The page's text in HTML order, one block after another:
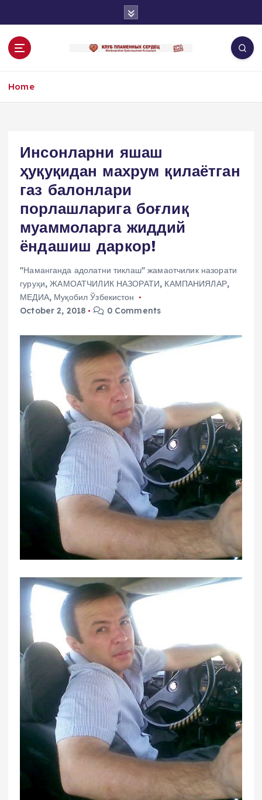
o
Home
Инсонларни яшаш
ҳуқуқидан махрум қилаётган
газ балонлари
порлашларига боғлиқ
муаммоларга жиддий
ёндашиш даркор!
"Наманганда адолатни тиклаш" жамаотчилик назорати
гуруҳи,ЖАМОАТЧИЛИК НАЗОРАТИ, КАМПАНИЯЛАР,
МЕДИА, Муқобил Ўзбекистон
October 2, 2018
0 Comments